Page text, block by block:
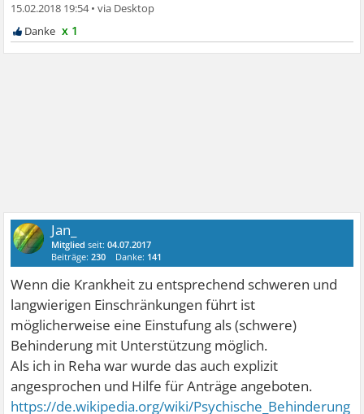
15.02.2018 19:54•
x 1
Jan_
Mitglied seit:04.07.2017
Beiträge:230 Danke: 141
Wenn die Krankheit zu entsprechend schweren und
langwierigen Einschränkungen führt ist
möglicherweise eine Einstufung als (schwere)
Behinderung mit Unterstützung möglich.
Als ich in Reha war wurde das auch explizit
angesprochen und Hilfe für Anträge angeboten.
https://de.wikipedia.org/wiki/Psychische_Behinderung